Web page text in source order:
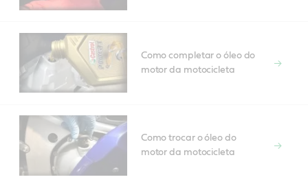
Como completar o óleo do
motor da motocicleta
Como trocar o óleo do
motor da motocicleta